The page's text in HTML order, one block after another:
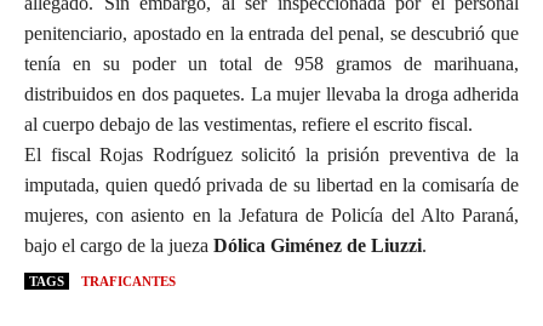
penitenciario, apostado en la entrada del penal, se descubrió que
tenía en su poder un total de 958 gramos de marihuana,
distribuidos en dos paquetes. La mujer llevaba la droga adherida
al cuerpo debajo de las vestimentas, refiere el escrito fiscal.
El fiscal Rojas Rodríguez solicitó la prisión preventiva de la
imputada, quien quedó privada de su libertad en la comisaría de
mujeres, con asiento en la Jefatura de Policía del Alto Paraná,
bajo el cargo de la jueza Dólica Giménez de Liuzzi.
TAGS TRAFICANTES